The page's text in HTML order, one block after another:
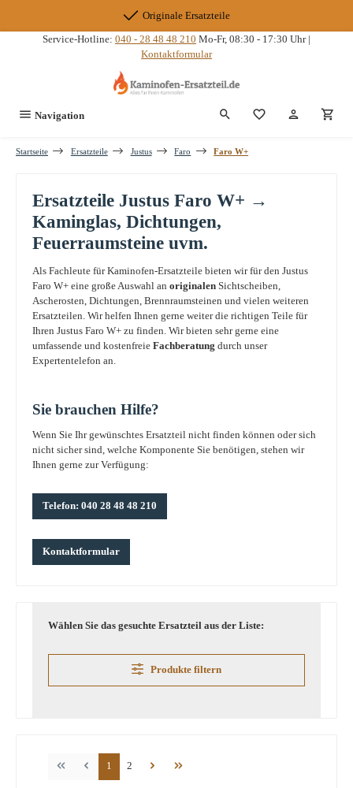
Originale Ersatzteile
Service-Hotline: 040 - 28 48 48 210 Mo-Fr, 08:30 - 17:30 Uhr |
Kontaktformular
Navigation Du hast 0
Startseite Ersatzteile Justus Faro Faro W+
Ersatzteile Justus Faro W+ →
Kaminglas, Dichtungen,
Feuerraumsteine uvm.
Als Fachleute für Kaminofen-Ersatzteile bieten wir für den Justus
Faro W+ eine große Auswahl an originalen Sichtscheiben,
Ascherosten, Dichtungen, Brennraumsteinen und vielen weiteren
Ersatzteilen. Wir helfen Ihnen gerne weiter die richtigen Teile für
Ihren Justus Faro W+ zu finden. Wir bieten sehr gerne eine
umfassende und kostenfreie Fachberatung durch unser
Expertentelefon an.
Sie brauchen Hilfe?
Wenn Sie Ihr gewünschtes Ersatzteil nicht finden können oder sich
nicht sicher sind, welche Komponente Sie benötigen, stehen wir
Ihnen gerne zur Verfügung:
Telefon: 040 28 48 48 210
Kontaktformular
Wählen Sie das gesuchte Ersatzteil aus der Liste:
Produkte filtern
Seite
1 Seite
2